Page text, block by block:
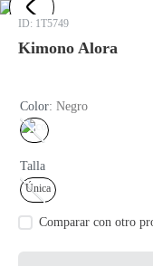
: 1T5749
Kimono Alora
Color: Negro
Talla
Única